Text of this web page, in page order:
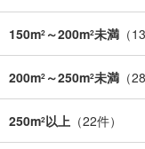
150m2 ～200m2未満 （13
200m2 ～250m2未満 （28
250m2以上 （22件）